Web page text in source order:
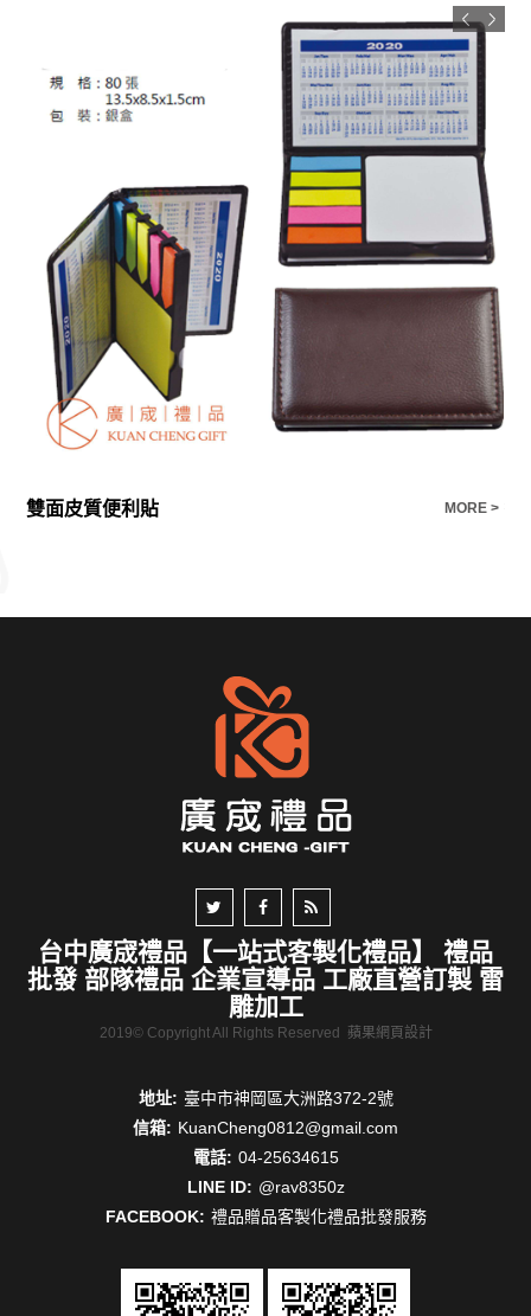
雙面皮質便利貼 MORE >
台中廣宬禮品【一站式客製化禮品】 禮品
批發 部隊禮品 企業宣導品 工廠直營訂製 雷
雕加工
2019© Copyright All Rights Reserved 蘋果網頁設計
地址: 臺中市神岡區大洲路372-2號
信箱: KuanCheng0812@gmail.com
電話: 04-25634615
LINE ID: @rav8350z
FACEBOOK: 禮品贈品客製化禮品批發服務